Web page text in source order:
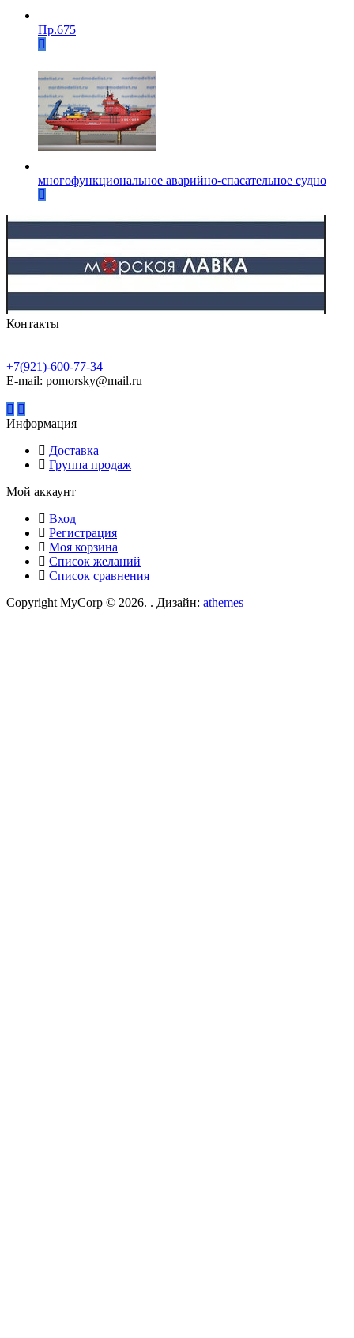
Пр.675
многофункциональное аварийно-спасательное судно
Контакты
+7(921)-600-77-34
E-mail: pomorsky@mail.ru
Информация
Доставка
Группа продаж
Мой аккаунт
Вход
Регистрация
Моя корзина
Список желаний
Список сравнения
Copyright MyCorp © 2026. . Дизайн: athemes